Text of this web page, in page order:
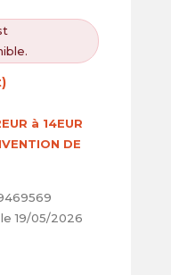
à 14EUR
DE
le 19/05/2026